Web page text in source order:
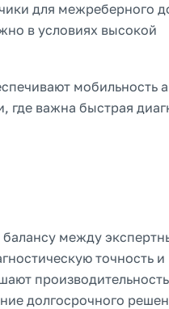
для межреберного
в условиях высокой
мобильность
где важна быстрая
балансу между
точность и
долгосрочного